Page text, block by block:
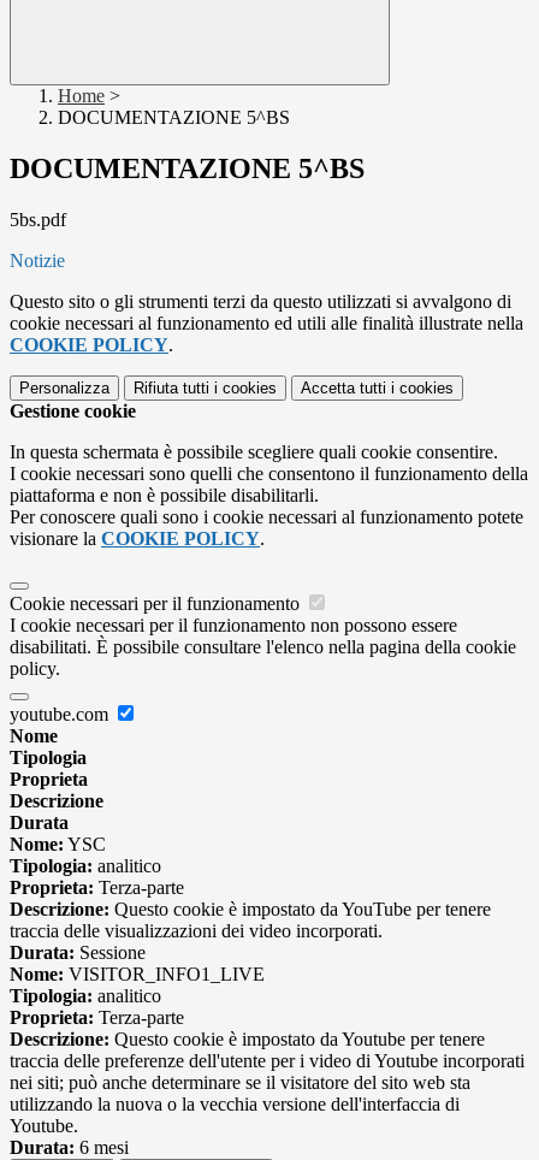
Home >
DOCUMENTAZIONE 5^BS
DOCUMENTAZIONE 5^BS
5bs.pdf
Notizie
Questo sito o gli strumenti terzi da questo utilizzati si avvalgono di
cookie necessari al funzionamento ed utili alle finalità illustrate nella
COOKIE POLICY.
Personalizza Rifiuta tutti i cookies Accetta tutti i cookies
Gestione cookie
In questa schermata è possibile scegliere quali cookie consentire.
I cookie necessari sono quelli che consentono il funzionamento della
piattaforma e non è possibile disabilitarli.
Per conoscere quali sono i cookie necessari al funzionamento potete
visionare la COOKIE POLICY.
Cookie necessari per il funzionamento
I cookie necessari per il funzionamento non possono essere
disabilitati. È possibile consultare l'elenco nella pagina della cookie
policy.
youtube.com
Nome
Tipologia
Proprieta
Descrizione
Durata
Nome: YSC
Tipologia: analitico
Proprieta: Terza-parte
Descrizione: Questo cookie è impostato da YouTube per tenere
traccia delle visualizzazioni dei video incorporati.
Durata: Sessione
Nome: VISITOR_INFO1_LIVE
Tipologia: analitico
Proprieta: Terza-parte
Descrizione: Questo cookie è impostato da Youtube per tenere
traccia delle preferenze dell'utente per i video di Youtube incorporati
nei siti; può anche determinare se il visitatore del sito web sta
utilizzando la nuova o la vecchia versione dell'interfaccia di
Youtube.
Durata: 6 mesi